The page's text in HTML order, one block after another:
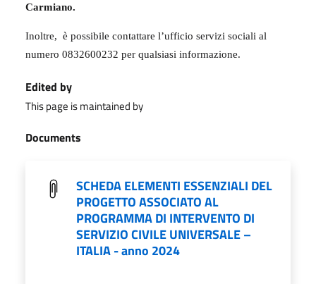
Carmiano.
Inoltre, è possibile contattare l’ufficio servizi sociali al
numero 0832600232 per qualsiasi informazione.
Edited by
This page is maintained by
Documents
SCHEDA ELEMENTI ESSENZIALI DEL
PROGETTO ASSOCIATO AL
PROGRAMMA DI INTERVENTO DI
SERVIZIO CIVILE UNIVERSALE –
ITALIA - anno 2024